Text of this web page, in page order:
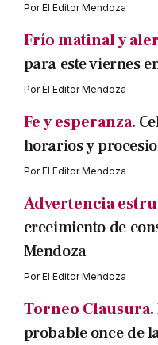
PorEl Editor Mendoza
Frío matinal y
para este viernes
PorEl Editor Mendoza
Fe y esperanza.
horarios y
PorEl Editor Mendoza
Advertencia
crecimiento de
Mendoza
PorEl Editor Mendoza
Torneo Clausura.
probable once de